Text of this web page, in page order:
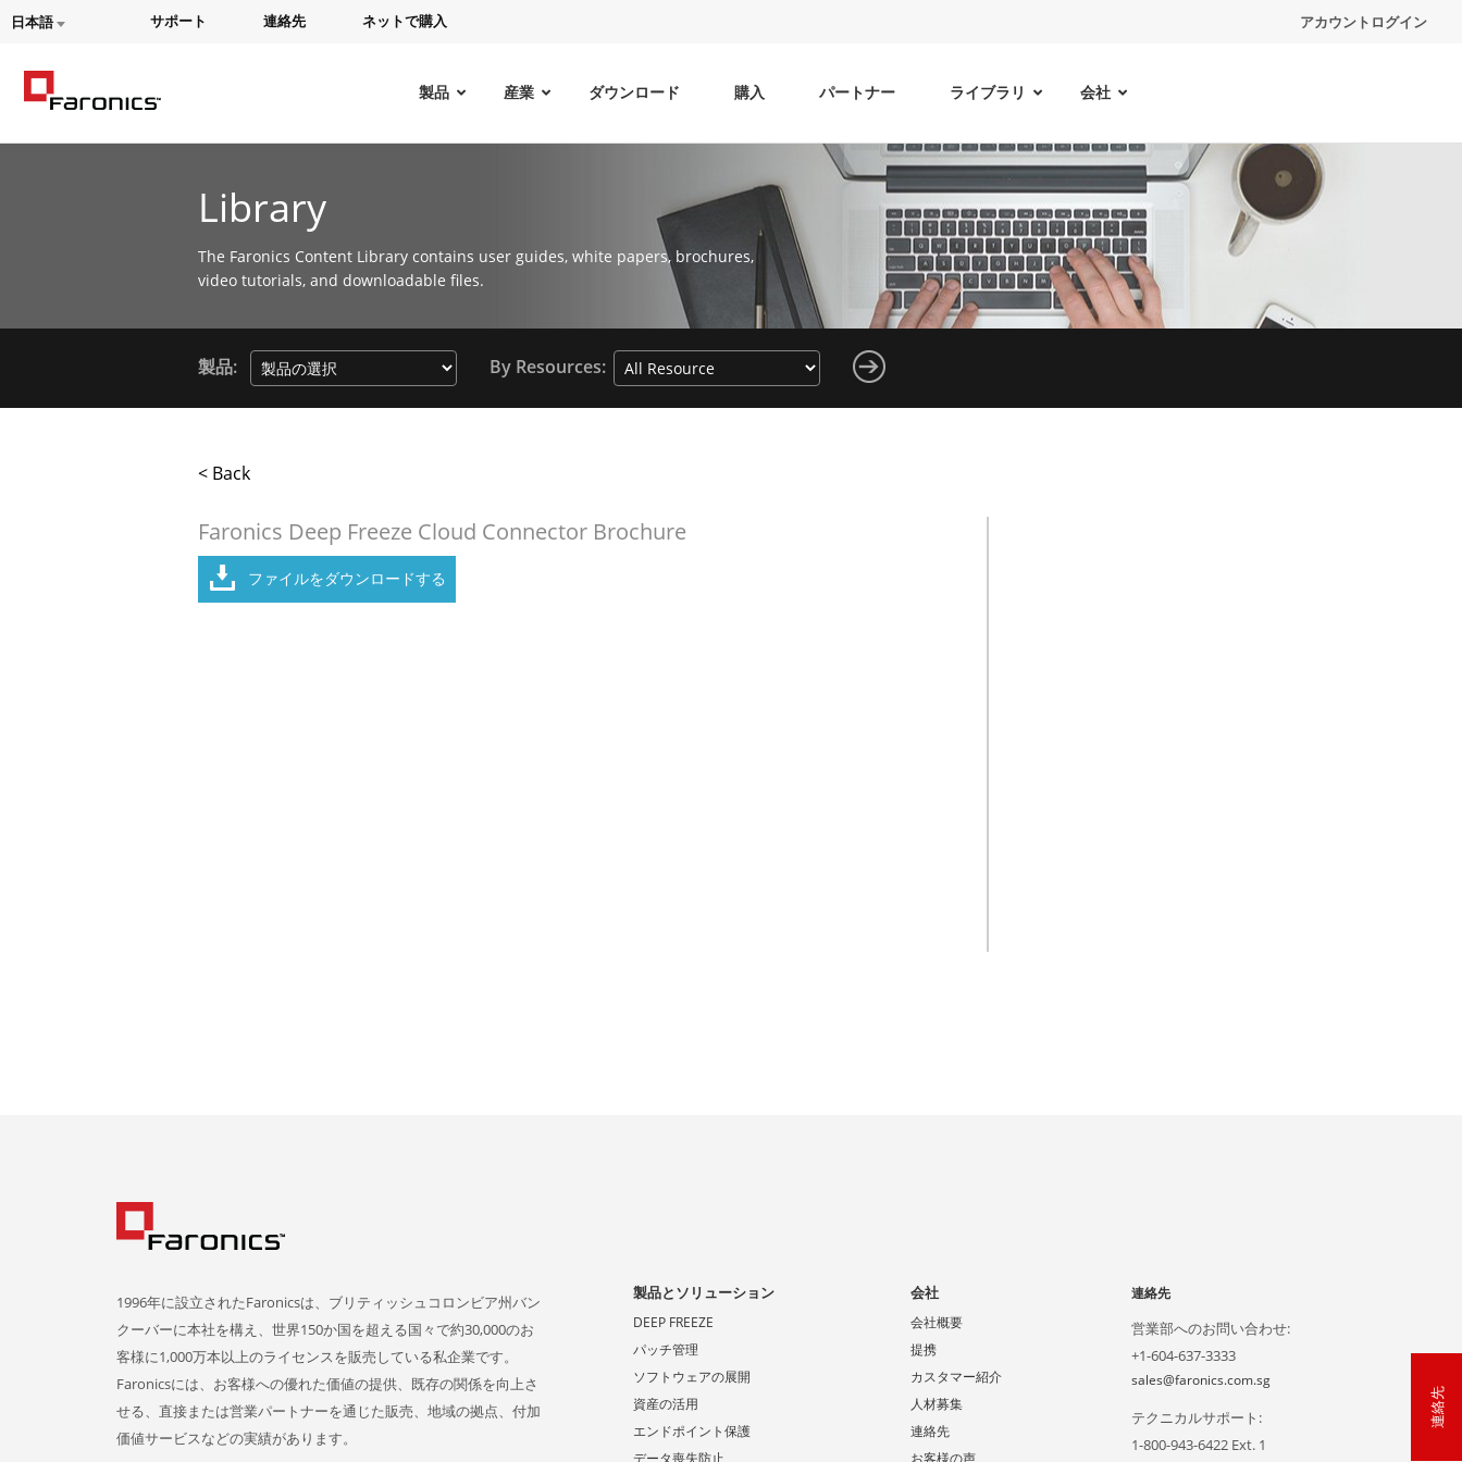
日本語 サポート 連絡先 ネットで購入 アカウントログイン
製品 産業 ダウンロード 購入 パートナー ライブラリ 会社
Library
The Faronics Content Library contains user guides, white papers, brochures,
video tutorials, and downloadable files.
製品: By Resources:
< Back
Faronics Deep Freeze Cloud Connector Brochure
ファイルをダウンロードする
1996年に設立されたFaronicsは、ブリティッシュコロンビア州バン
クーバーに本社を構え、世界150か国を超える国々で約30,000のお
客様に1,000万本以上のライセンスを販売している私企業です。
Faronicsには、お客様への優れた価値の提供、既存の関係を向上さ
せる、直接または営業パートナーを通じた販売、地域の拠点、付加
価値サービスなどの実績があります。
製品とソリューション
DEEP FREEZE
パッチ管理
ソフトウェアの展開
資産の活用
エンドポイント保護
データ喪失防止
会社
会社概要
提携
カスタマー紹介
人材募集
連絡先
お客様の声
連絡先
営業部へのお問い合わせ:
+1-604-637-3333
sales@faronics.com.sg
テクニカルサポート:
1-800-943-6422 Ext. 1
連絡先